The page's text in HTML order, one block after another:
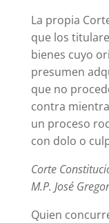
La propia
que los
bienes cuyo
presumen
que no
contra
un proceso
con dolo o
Corte
M.P. José
Quien